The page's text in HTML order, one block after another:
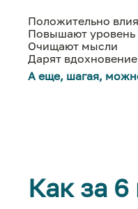
Положительно
Повышают уровень
Очищают мысли
Дарят вдохновение
А еще, шагая,
Как за